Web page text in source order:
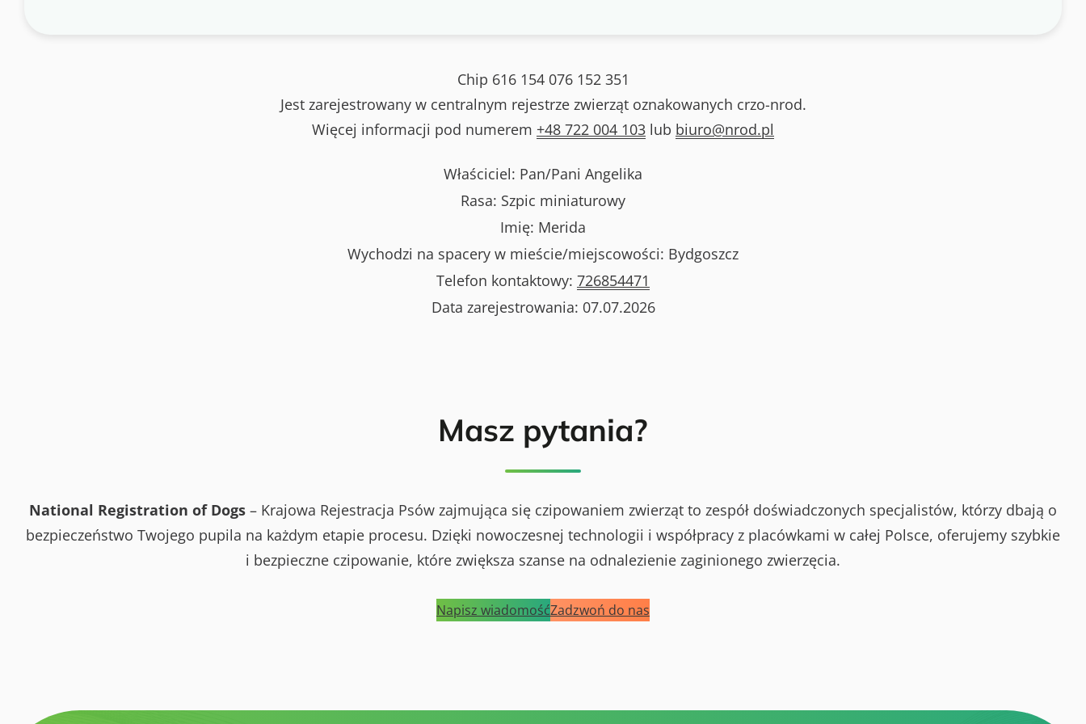
Chip 616 154 076 152 351
Jest zarejestrowany w centralnym rejestrze zwierząt oznakowanych crzo-nrod.
Więcej informacji pod numerem +48 722 004 103 lub biuro@nrod.pl
Właściciel: Pan/Pani Angelika
Rasa: Szpic miniaturowy
Imię: Merida
Wychodzi na spacery w mieście/miejscowości: Bydgoszcz
Telefon kontaktowy: 726854471
Data zarejestrowania: 07.07.2026
Masz pytania?
National Registration of Dogs – Krajowa Rejestracja Psów zajmująca się czipowaniem zwierząt to zespół doświadczonych specjalistów, którzy dbają o
bezpieczeństwo Twojego pupila na każdym etapie procesu. Dzięki nowoczesnej technologii i współpracy z placówkami w całej Polsce, oferujemy szybkie
i bezpieczne czipowanie, które zwiększa szanse na odnalezienie zaginionego zwierzęcia.
Napisz wiadomośćZadzwoń do nas